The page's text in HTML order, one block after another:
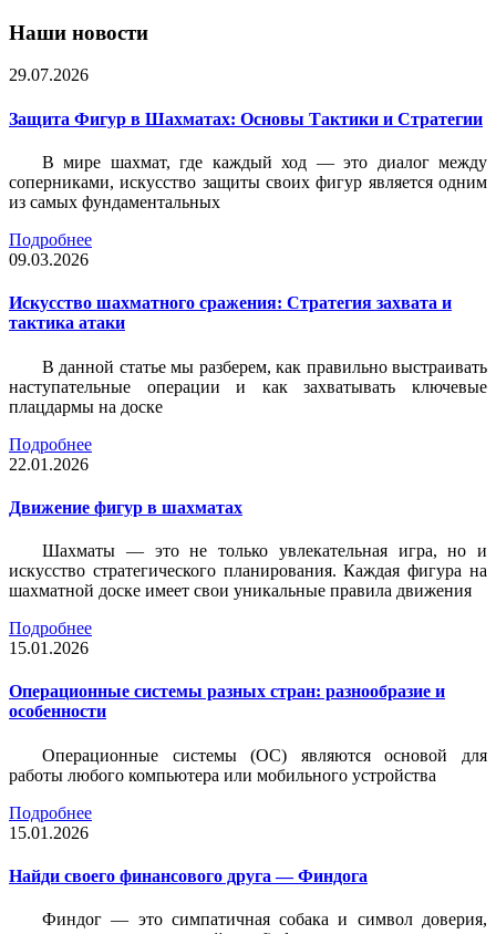
Наши новости
29.07.2026
Защита Фигур в Шахматах: Основы Тактики и Стратегии
В мире шахмат, где каждый ход — это диалог между
соперниками, искусство защиты своих фигур является одним
из самых фундаментальных
Подробнее
09.03.2026
Искусство шахматного сражения: Стратегия захвата и
тактика атаки
В данной статье мы разберем, как правильно выстраивать
наступательные операции и как захватывать ключевые
плацдармы на доске
Подробнее
22.01.2026
Движение фигур в шахматах
Шахматы — это не только увлекательная игра, но и
искусство стратегического планирования. Каждая фигура на
шахматной доске имеет свои уникальные правила движения
Подробнее
15.01.2026
Операционные системы разных стран: разнообразие и
особенности
Операционные системы (ОС) являются основой для
работы любого компьютера или мобильного устройства
Подробнее
15.01.2026
Найди своего финансового друга — Финдога
Финдог — это симпатичная собака и символ доверия,